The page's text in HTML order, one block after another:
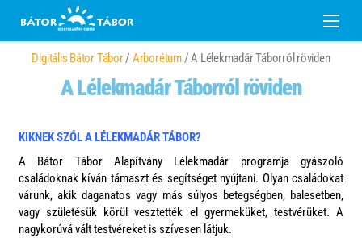
Digitális Bátor Tábor/ Arborétum/ A Lélekmadár Táborról röviden
A Lélekmadár Táborról röviden
KIKNEK SZÓL A LÉLEKMADÁR TÁBOR?
A Bátor Tábor Alapítvány Lélekmadár programja gyászoló
családoknak kíván támaszt és segítséget nyújtani. Olyan családokat
várunk, akik daganatos vagy más súlyos betegségben, balesetben,
vagy születésük körül vesztették el gyermeküket, testvérüket. A
nagykorúvá vált testvéreket is szívesen látjuk.